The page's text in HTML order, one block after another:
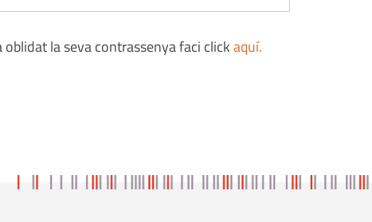
oblidat la seva contrassenya faci clickaquí.